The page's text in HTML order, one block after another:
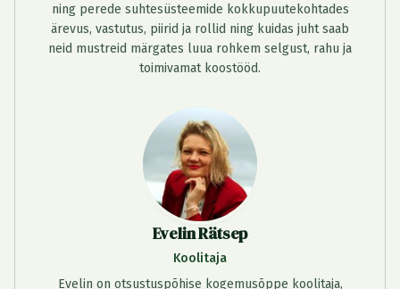
ning perede suhtesüsteemide kokkupuutekohtades
ärevus, vastutus, piirid ja rollid ning kuidas juht saab
neid mustreid märgates luua rohkem selgust, rahu ja
toimivamat koostööd.
Evelin Rätsep
Koolitaja
Evelin on otsustuspõhise kogemusõppe koolitaja,